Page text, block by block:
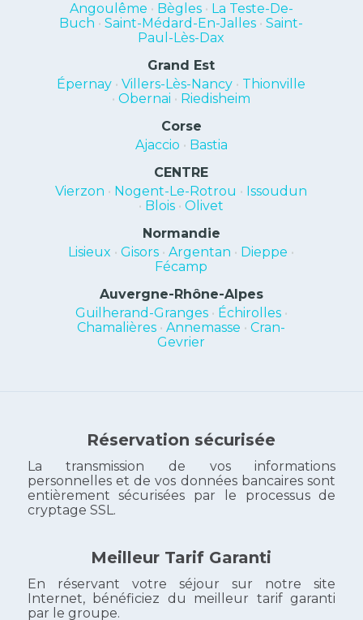
Angoulême • Bègles• La Teste-De-
Buch •Saint-Médard-En-Jalles •Saint-
Paul-Lès-Dax
Grand Est
Épernay •Villers-Lès-Nancy • Thionville
•Obernai • Riedisheim
Corse
Ajaccio • Bastia
CENTRE
Vierzon • Nogent-Le-Rotrou • Issoudun
• Blois •Olivet
Normandie
Lisieux •Gisors •Argentan • Dieppe •
Fécamp
Auvergne-Rhône-Alpes
Guilherand-Granges• Échirolles•
Chamalières •Annemasse •Cran-
Gevrier
Réservation sécurisée
La transmission de vos informations
personnelles et de vos données bancaires sont
entièrement sécurisées par le processus de
cryptage SSL.
Meilleur Tarif Garanti
En réservant votre séjour sur notre site
Internet, bénéficiez du meilleur tarif garanti
par le groupe.